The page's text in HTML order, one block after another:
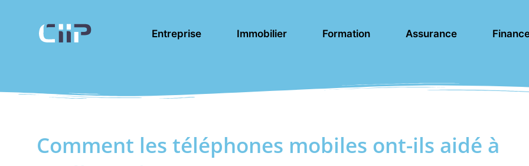
Entreprise Immobilier Formation Assurance
Comment les téléphones mobiles ont-ils aidé à